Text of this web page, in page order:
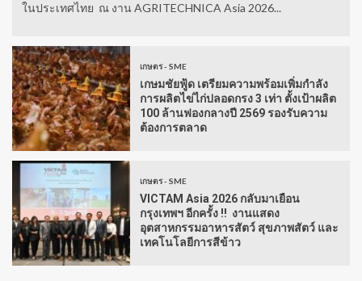
ในประเทศไทย ณ งาน AGRITECHNICA Asia 2026...
เกษตร - SME
เกษมชัยฟู้ด เตรียมความพร้อมเพิ่มกำลัง
การผลิตไข่ไก่ปลอดกรง 3 เท่า ตั้งเป้าผลิต
100 ล้านฟองกลางปี 2569 รองรับความ
ต้องการตลาด
เกษตร - SME
VICTAM Asia 2026 กลับมาเยือน
กรุงเทพฯ อีกครั้ง !! งานแสดง
อุตสาหกรรมอาหารสัตว์ สุขภาพสัตว์ และ
เทคโนโลยีการสีข้าว